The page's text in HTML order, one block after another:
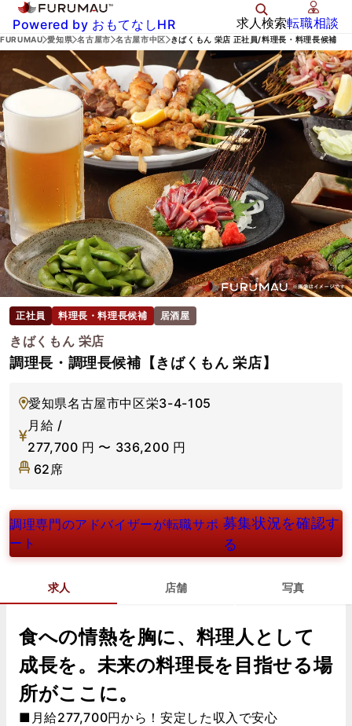
Powered by おもてなしHR 求人検索転職相談
FURUMAU 愛知県 名古屋市 名古屋市中区 きばくもん 栄店 正社員/料理長・料理長候補
正社員 料理長・料理長候補 居酒屋
きばくもん 栄店
調理長・調理長候補【きばくもん 栄店】
愛知県名古屋市中区栄3-4-105
月給 /
277,700 円 〜 336,200 円
62席
調理専門のアドバイザーが転職サポ
ート
募集状況を確認す
る
求人 店舗 写真
食への情熱を胸に、料理人として
成長を。未来の料理長を目指せる場
所がここに。
■月給277,700円から！安定した収入で安心